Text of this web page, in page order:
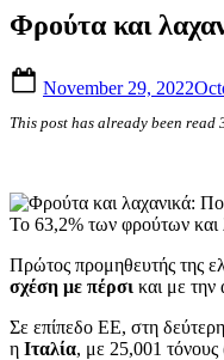
Φρούτα και
on
November 29, 2022
This post has already been read
Το 63,2% των φρούτων και
Πρώτος προμηθευτής της
σχέση με πέρσι και με την
Σε επίπεδο ΕΕ, στη
η Ιταλία, με 25,001